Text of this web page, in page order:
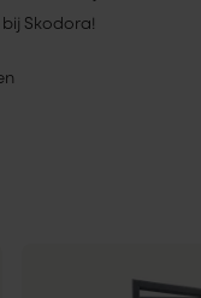
Skodora!